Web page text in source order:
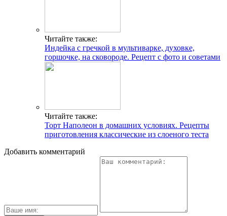
Читайте также:
Индейка с гречкой в мультиварке, духовке,
горшочке, на сковороде. Рецепт с фото и советами
Читайте также:
Торт Наполеон в домашних условиях. Рецепты
приготовления классические из слоеного теста
Добавить комментарий